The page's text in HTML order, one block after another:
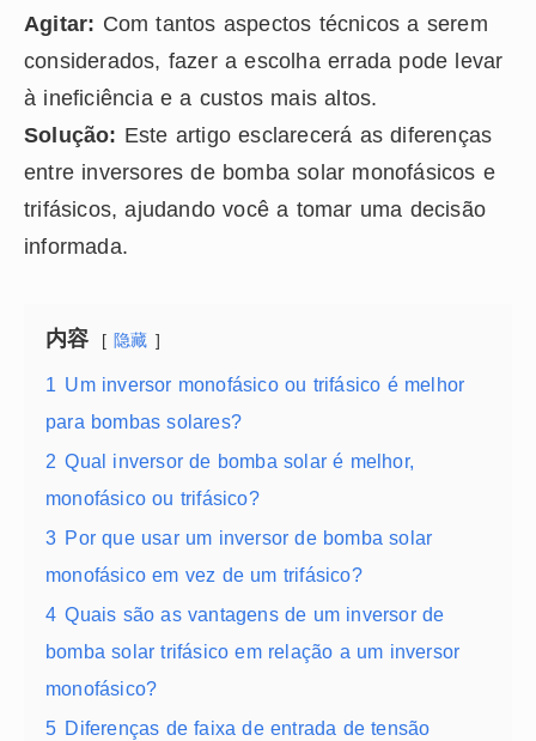
Agitar: Com tantos aspectos técnicos a serem
considerados, fazer a escolha errada pode levar
à ineficiência e a custos mais altos.
Solução: Este artigo esclarecerá as diferenças
entre inversores de bomba solar monofásicos e
trifásicos, ajudando você a tomar uma decisão
informada.
内容 隐藏
1 Um inversor monofásico ou trifásico é melhor
para bombas solares?
2 Qual inversor de bomba solar é melhor,
monofásico ou trifásico?
3 Por que usar um inversor de bomba solar
monofásico em vez de um trifásico?
4 Quais são as vantagens de um inversor de
bomba solar trifásico em relação a um inversor
monofásico?
5 Diferenças de faixa de entrada de tensão